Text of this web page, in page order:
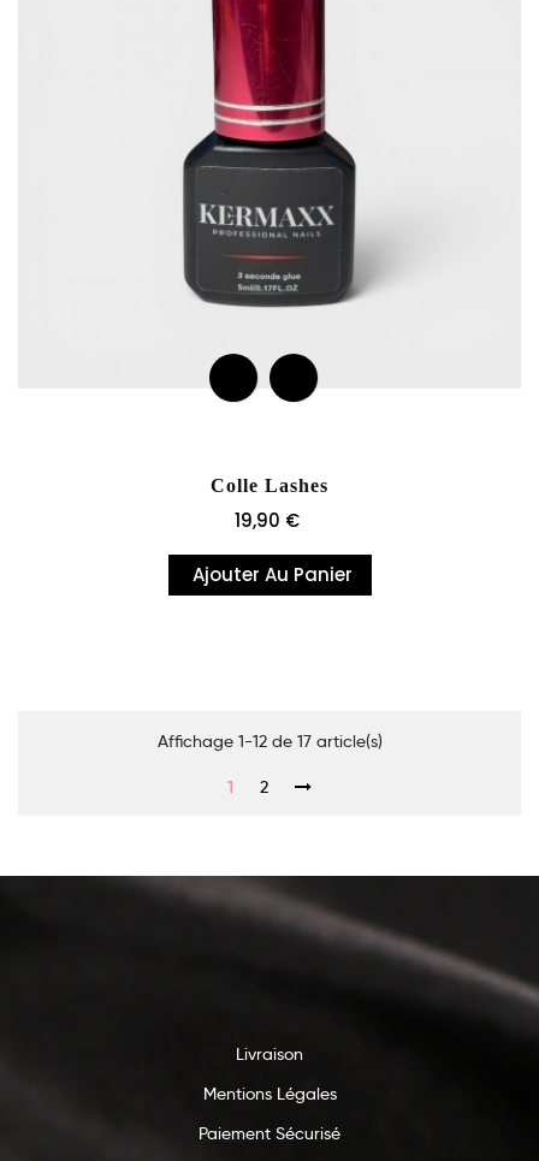
Colle Lashes
Prix
19,90 €
Ajouter Au Panier
Affichage 1-12 de 17 article(s)
1 2
Livraison
Mentions Légales
Paiement Sécurisé